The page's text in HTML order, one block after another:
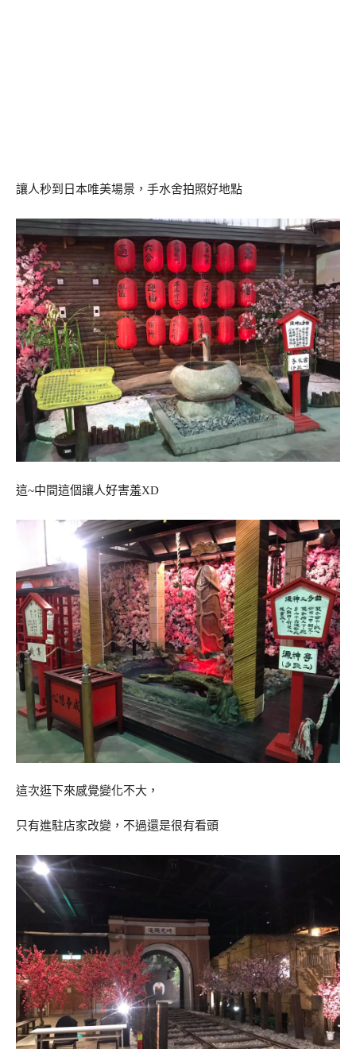
讓人秒到日本唯美場景，手水舍拍照好地點
這~中間這個讓人好害羞XD
這次逛下來感覺變化不大，
只有進駐店家改變，不過還是很有看頭